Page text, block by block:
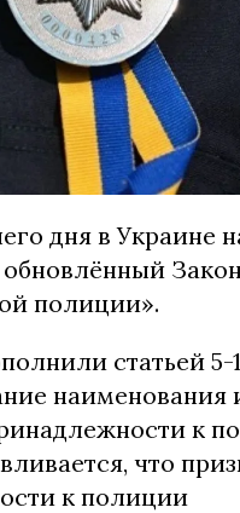
дня в Украине
обновлённый
полиции».
статьей 5-1
наименования
к
что
к полиции